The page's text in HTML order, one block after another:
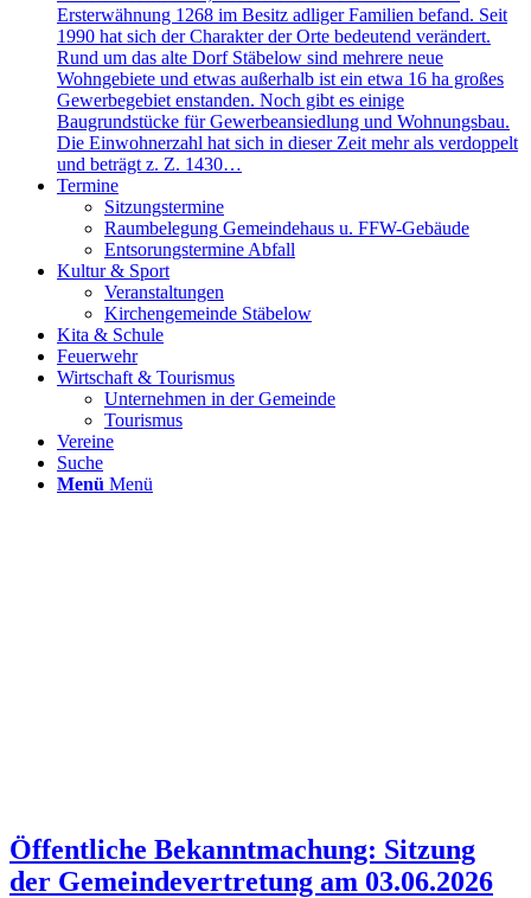
Ersterwähnung 1268 im Besitz adliger Familien befand. Seit
1990 hat sich der Charakter der Orte bedeutend verändert.
Rund um das alte Dorf Stäbelow sind mehrere neue
Wohngebiete und etwas außerhalb ist ein etwa 16 ha großes
Gewerbegebiet enstanden. Noch gibt es einige
Baugrundstücke für Gewerbeansiedlung und Wohnungsbau.
Die Einwohnerzahl hat sich in dieser Zeit mehr als verdoppelt
und beträgt z. Z. 1430…
Termine
Sitzungstermine
Raumbelegung Gemeindehaus u. FFW-Gebäude
Entsorungstermine Abfall
Kultur & Sport
Veranstaltungen
Kirchengemeinde Stäbelow
Kita & Schule
Feuerwehr
Wirtschaft & Tourismus
Unternehmen in der Gemeinde
Tourismus
Vereine
Suche
Menü Menü
Öffentliche Bekanntmachung: Sitzung
der Gemeindevertretung am 03.06.2026